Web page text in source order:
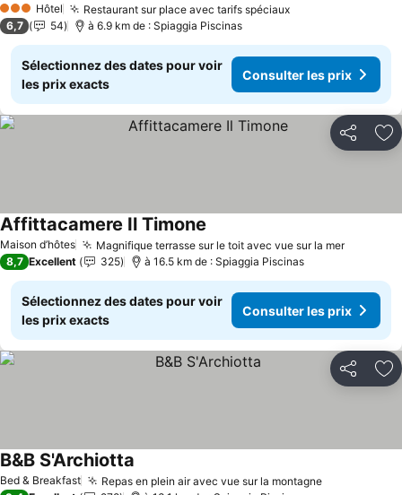
3 ÉtoilesHôtel Restaurant sur place avec tarifs spéciaux
6,7 54 à 6.9 km de : Spiaggia Piscinas
Sélectionnez des dates pour voir
les prix exacts
Consulter les prix
Partager
Maison d’hôtes Magnifique terrasse sur le toit avec vue sur la mer
Affittacamere Il Timone
8,7 Excellent 325 à 16.5 km de : Spiaggia Piscinas
Sélectionnez des dates pour voir
les prix exacts
Consulter les prix
Partager
Bed & Breakfast Repas en plein air avec vue sur la montagne
B&B S'Archiotta